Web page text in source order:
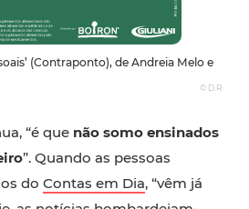
(Contraponto), de Andreia Melo e
© D.R
“é que não somo ensinados
”. Quando as pessoas
do Contas em Dia, “vêm já